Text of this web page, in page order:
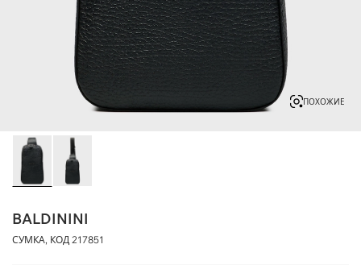
ПОХОЖИЕ
BALDININI
СУМКА, КОД 217851